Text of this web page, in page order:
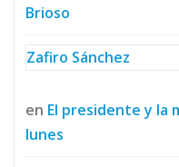
Brioso
Zafiro Sánchez
en El presidente y la
lunes